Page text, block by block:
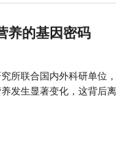
养的基因密码
所联合国内外科研单位
发生显著变化，这背后离